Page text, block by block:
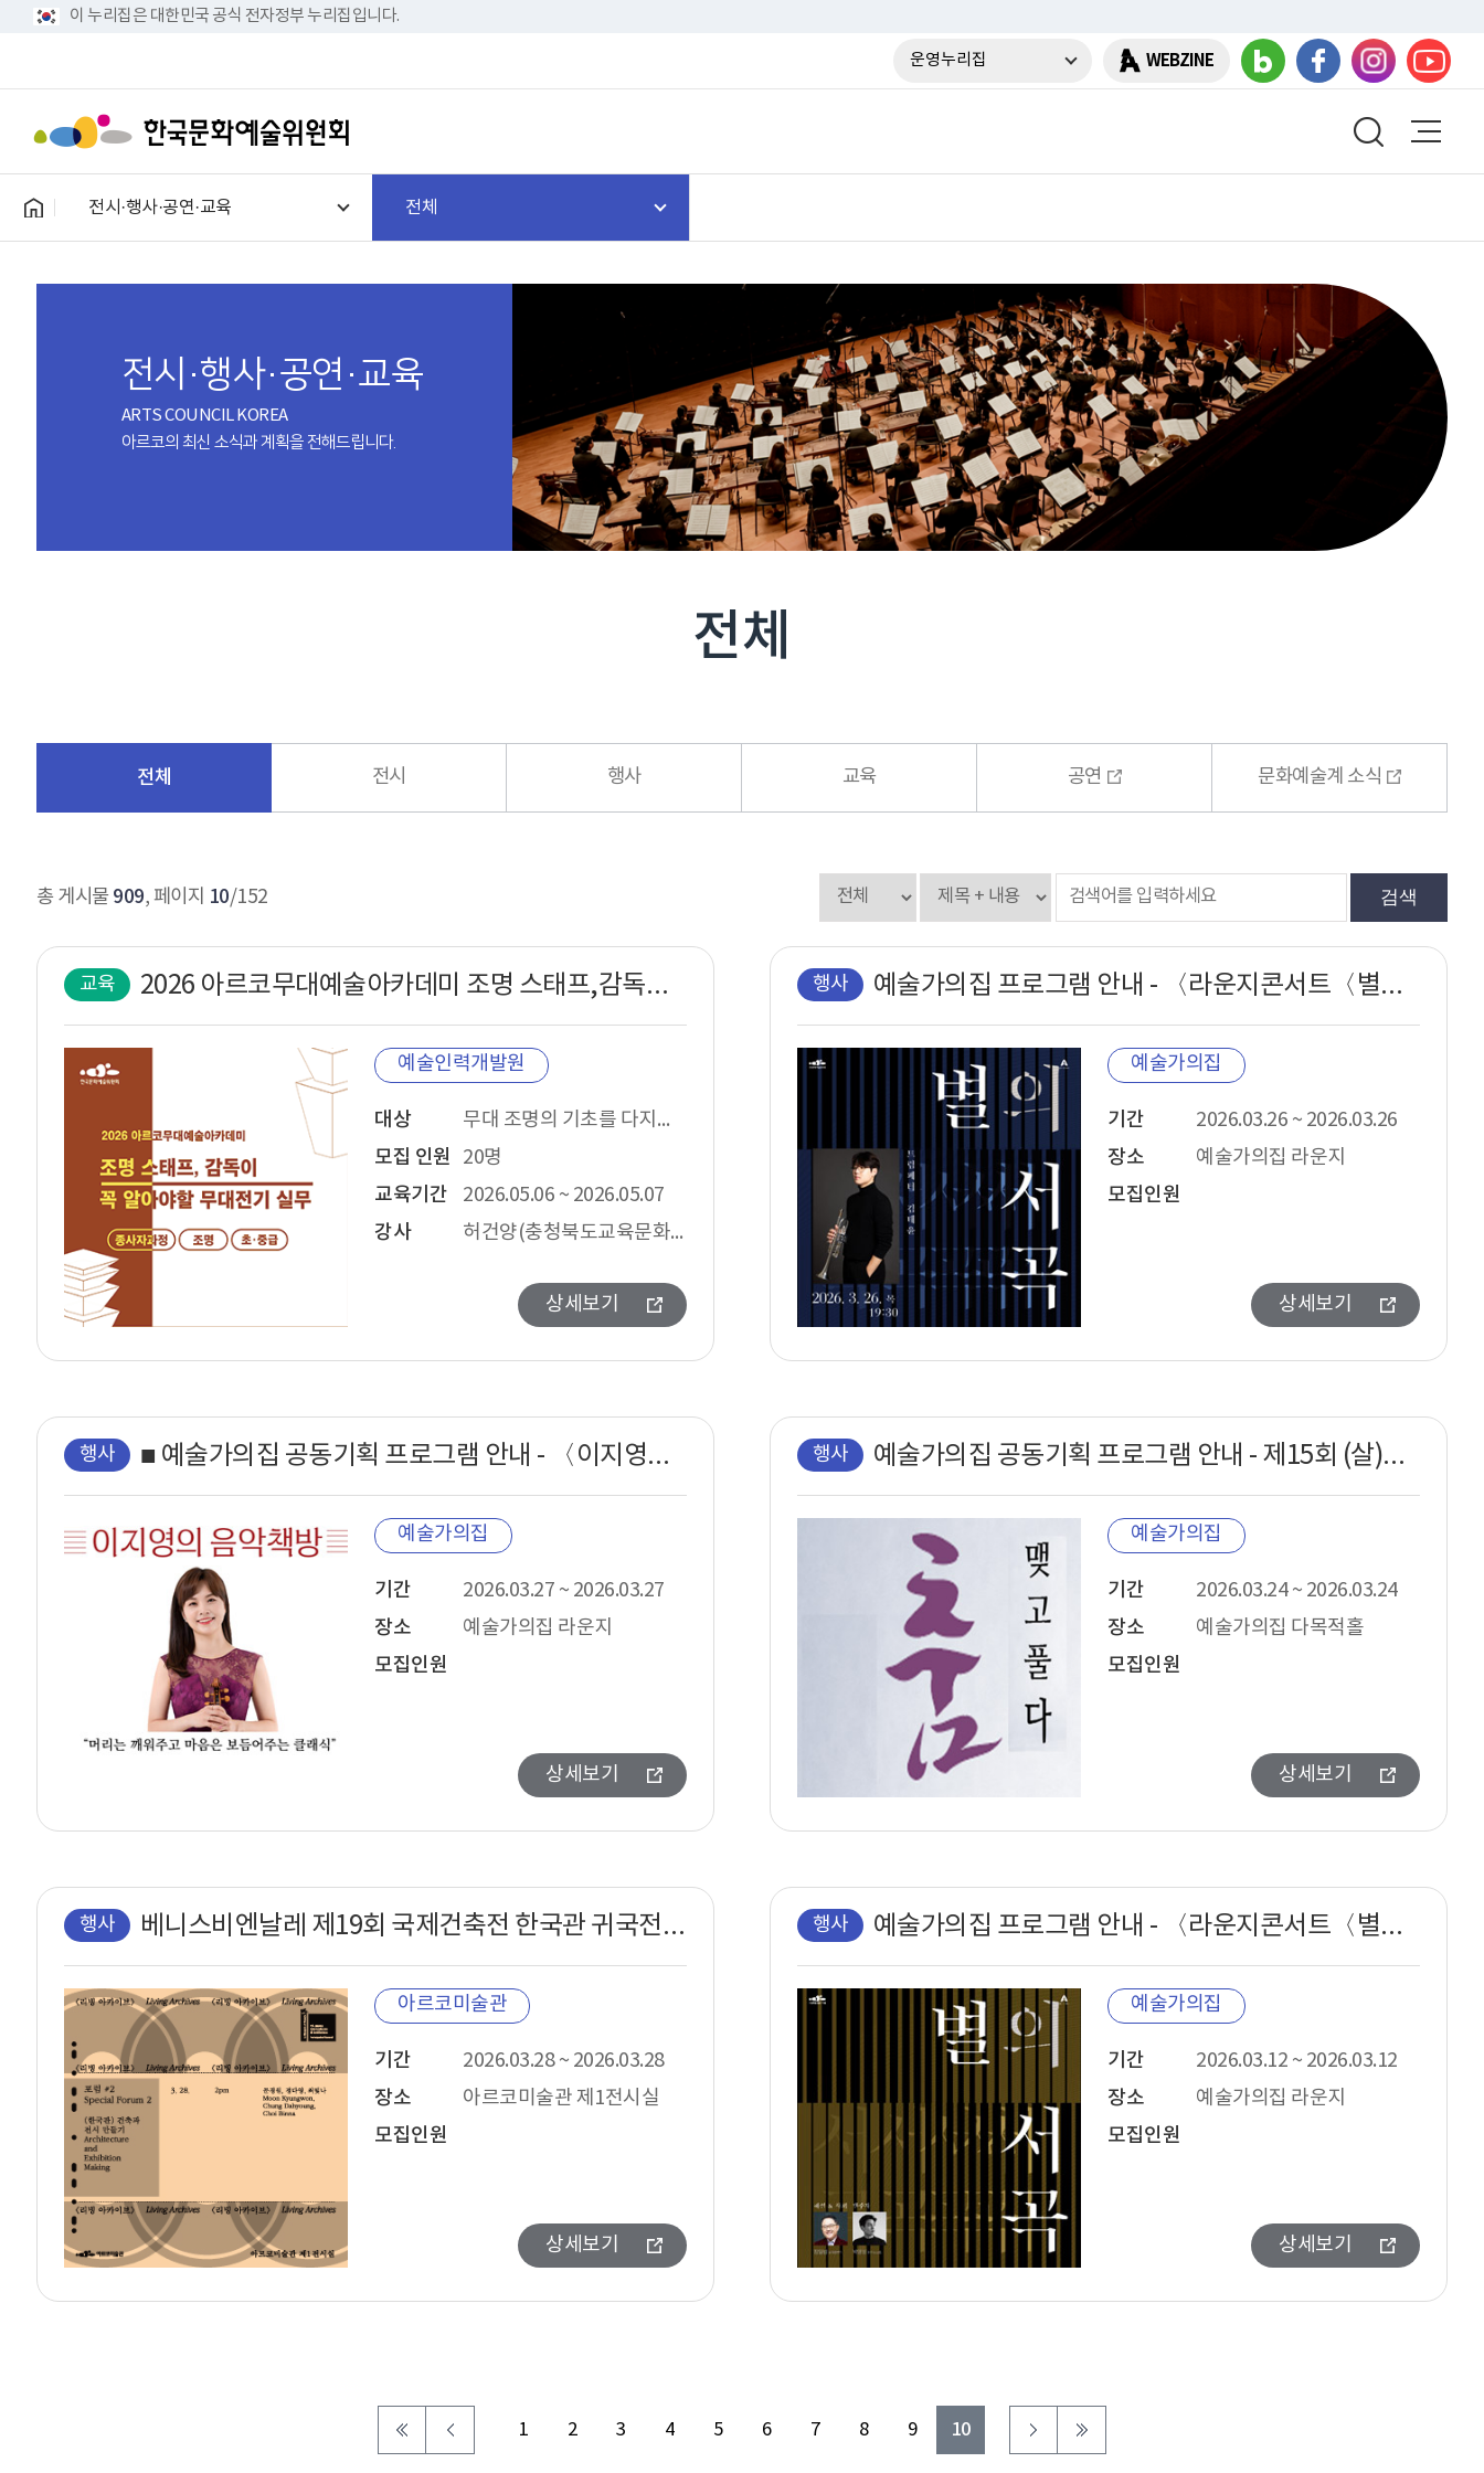
이 누리집은 대한민국 공식 전자정부 누리집입니다.
운영누리집 WEBZINE
전시·행사·공연·교육 전체
전시·행사·공연·교육
ARTS COUNCIL KOREA
아르코의 최신 소식과 계획을 전해드립니다.
전체
전체 전시 행사 교육 공연 문화예술계 소식
총 게시물 909, 페이지 10/152 검색
교육 2026 아르코무대예술아카데미 조명 스태프,감독이 꼭 알아야 할 무대전기 실무 종사자과정 조명 초중급
예술인력개발원
대상
무대 조명의 기초를 다지고 싶은 초중급자 및 관련 전기 실무에 관심 있는 공연계 종사자
모집 인원
20명
교육기간
2026.05.06 ~ 2026.05.07
강사
허건양(충청북도교육문화원 조명감독)
상세보기
행사 예술가의집 프로그램 안내 - 〈라운지콘서트〈별의 서곡〉 7회차 트럼페터 김태윤〉
예술가의집
기간
2026.03.26 ~ 2026.03.26
장소
예술가의집 라운지
모집인원
상세보기
행사 ■ 예술가의집 공동기획 프로그램 안내 - 〈이지영의 음악책방– 5회 Guest Artist : 바이올리니스트 김수연〉
예술가의집
기간
2026.03.27 ~ 2026.03.27
장소
예술가의집 라운지
모집인원
상세보기
행사 예술가의집 공동기획 프로그램 안내 - 제15회 (살)푸리춤전 릴레이 〈춤 맺고 풀다〉
예술가의집
기간
2026.03.24 ~ 2026.03.24
장소
예술가의집 다목적홀
모집인원
상세보기
행사 베니스비엔날레 제19회 국제건축전 한국관 귀국전 《두껍아 두껍아: 집의 시간》 연계 프로그램 – 특별 포럼2
아르코미술관
기간
2026.03.28 ~ 2026.03.28
장소
아르코미술관 제1전시실
모집인원
상세보기
행사 예술가의집 프로그램 안내 - 〈라운지콘서트〈별의 서곡〉 6회차 베이시스트 유시헌 리사이틀〉
예술가의집
기간
2026.03.12 ~ 2026.03.12
장소
예술가의집 라운지
모집인원
상세보기
1 2 3 4 5 6 7 8 9 10